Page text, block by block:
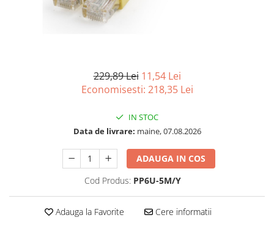
Imprimante Matriciale
Multifuncțional Cerneală
Consumabile & Filamente 3D
Cerneală & Cap de Printare
Consumabile - toner
Imprimante Large Format Printer
Plottere & Scannere
229,89 Lei 11,54 Lei
Economisesti: 218,35 Lei
IN STOC
Data de livrare: maine, 07.08.2026
ADAUGA IN COS
Cod Produs: PP6U-5M/Y
Adauga la Favorite Cere informatii